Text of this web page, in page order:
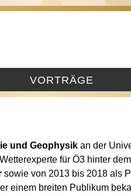
VORTRÄGE
und Geophysikan der
für Ö3 hinter
sowie von 2013 bis 2018 als
einem breiten Publikum